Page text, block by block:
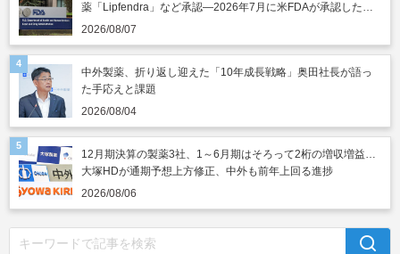
薬「Lipfendra」など承認―2026年7月に米FDAが承認した新
薬
2026/08/07
中外製薬、折り返し迎えた「10年成長戦略」奥田社長が語っ
た手応えと課題
2026/08/04
12月期決算の製薬3社、1～6月期はそろって2桁の増収増益…
大塚HDが通期予想上方修正、中外も前年上回る進捗
2026/08/06